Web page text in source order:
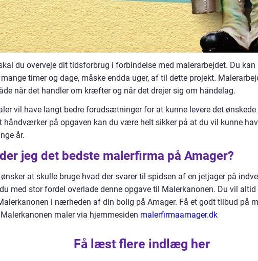
du overveje dit tidsforbrug i forbindelse med malerarbejdet. Du
timer og dage, måske endda uger, af til dette projekt.
når det handler om kræfter og når det drejer sig om håndelag.
vil have langt bedre forudsætninger for at kunne levere det ønskede
håndværker på opgaven kan du være helt sikker på at du vil kunne
år.
jeg det bedste malerfirma på Amager?
at skulle bruge hvad der svarer til spidsen af en jetjager på
med stor fordel overlade denne opgave til Malerkanonen. Du vil altid
i nærheden af din bolig på Amager. Få et godt tilbud på
maler via hjemmesiden malerfirmaamager.dk
Få læst flere indlæg her